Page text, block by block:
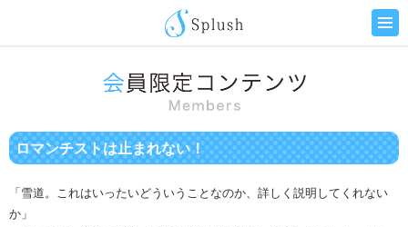
ロマンチストは止まれない！
「雪道。これはいったいどういうことなのか、詳しく説明してくれない
か」